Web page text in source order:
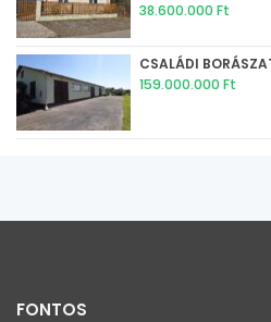
38.600.000 Ft
CSALÁDI
159.000.000 Ft
FONTOS